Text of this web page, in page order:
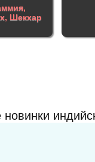
,
, Шекхар
новинки